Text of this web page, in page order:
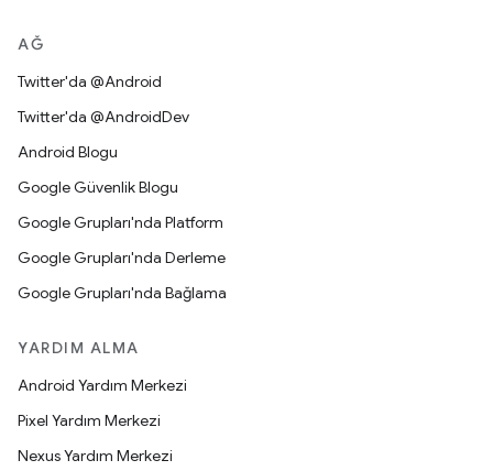
AĞ
Twitter'da @Android
Twitter'da @AndroidDev
Android Blogu
Google Güvenlik Blogu
Google Grupları'nda Platform
Google Grupları'nda Derleme
Google Grupları'nda Bağlama
YARDIM ALMA
Android Yardım Merkezi
Pixel Yardım Merkezi
Nexus Yardım Merkezi